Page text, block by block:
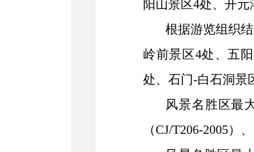
阳山景区4处、开元
根据游览组织
岭前景区4处、五
处、石门-白石洞景
风景名胜区最
（CJ/T206-2005）